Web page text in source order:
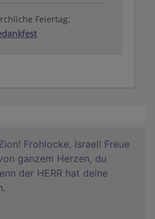
Feiertag:
Frohlocke, Israel! Freue
ganzem Herzen, du
der HERR hat deine